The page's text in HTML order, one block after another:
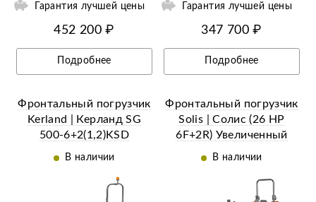
Гарантия лучшей цены
452 200 ₽
Подробнее
Гарантия лучшей цены
347 700 ₽
Подробнее
Фронтальный погрузчик
Kerland | Керланд SG
500-6+2(1,2)KSD
(челюстной c
В наличии
Фронтальный погрузчик
Solis | Солис (26 HP
6F+2R) Увеличенный
ковш (3RD std bucket)
В наличии